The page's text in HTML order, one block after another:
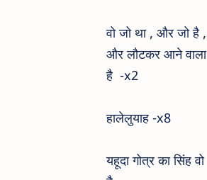
वो जो था , और जो है ,
और लौटकर आने वाला
है -x2
हालेलुयाह -x8
यहूदा गोत्र का सिंह वो